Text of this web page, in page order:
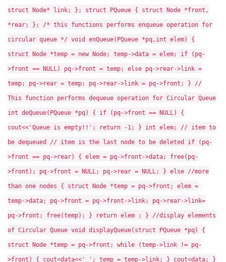
struct Node* link; }; struct PQueue { struct Node *front,
*rear; }; /* this functions performs enqueue operation for
circular queue */ void enQueue(PQueue *pq,int elem) {
struct Node *temp = new Node; temp->data = elem; if (pq-
>front == NULL) pq->front = temp; else pq->rear->link =
temp; pq->rear = temp; pq->rear->link = pq->front; } //
This function performs dequeue operation for Circular Queue
int deQueue(PQueue *pq) { if (pq->front == NULL) {
cout<<'Queue is empty!!'; return -1; } int elem; // item to
be dequeued // item is the last node to be deleted if (pq-
>front == pq->rear) { elem = pq->front->data; free(pq-
>front); pq->front = NULL; pq->rear = NULL; } else //more
than one nodes { struct Node *temp = pq->front; elem =
temp->data; pq->front = pq->front->link; pq->rear->link=
pq->front; free(temp); } return elem ; } //display elements
of Circular Queue void displayQueue(struct PQueue *pq) {
struct Node *temp = pq->front; while (temp->link != pq-
>front) { cout<data<<' '; temp = temp->link; } cout<data; }